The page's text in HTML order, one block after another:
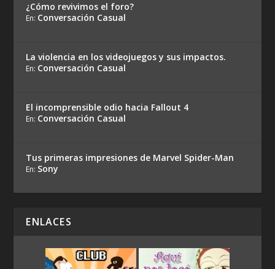
¿Cómo revivimos el foro?
En: Conversación Casual
La violencia en los videojuegos y sus impactos.
En: Conversación Casual
El incomprensible odio hacia Fallout 4
En: Conversación Casual
Tus primeras impresiones de Marvel Spider-Man
En: Sony
ENLACES